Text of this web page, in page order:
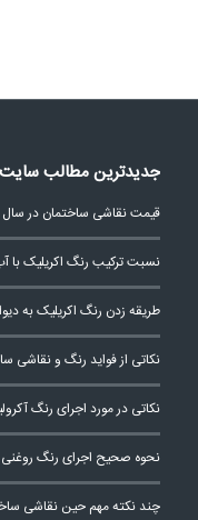
جدیدترین مطالب سایت
قیمت نقاشی ساختمان در سال ۱۴۰۱ + { لیست قیمت همراه با عکس }
نسبت ترکیب رنگ اکریلیک با
طریقه زدن رنگ اکریلیک به
نکاتی از فواید رنگ و نقاشی
نکاتی در مورد اجرای رنگ
نحوه صحیح اجرای رنگ
چند نکته مهم حین نقاشی